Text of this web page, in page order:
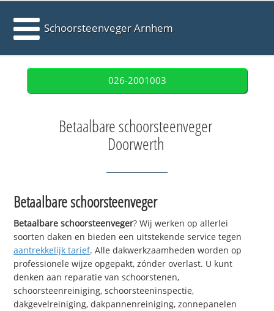
Schoorsteenveger Arnhem
026-2001003
Betaalbare schoorsteenveger
Doorwerth
Betaalbare schoorsteenveger
Betaalbare schoorsteenveger? Wij werken op allerlei
soorten daken en bieden een uitstekende service tegen
aantrekkelijk tarief. Alle dakwerkzaamheden worden op
professionele wijze opgepakt, zónder overlast. U kunt
denken aan reparatie van schoorstenen,
schoorsteenreiniging, schoorsteeninspectie,
dakgevelreiniging, dakpannenreiniging, zonnepanelen